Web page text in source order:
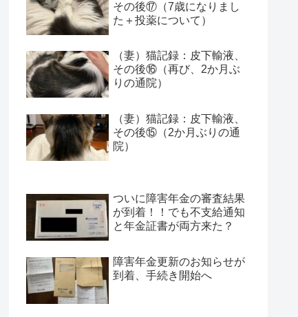
その後⑰（7歳になりまし
た＋投薬について）
（妻）猫記録：皮下輸液、
その後⑯（再び、2か月ぶ
りの通院）
（妻）猫記録：皮下輸液、
その後⑮（2か月ぶりの通
院）
ついに障害年金の審査結果
が到着！！でも不支給通知
と年金証書が両方来た？
障害年金更新のお知らせが
到着、手続き開始へ